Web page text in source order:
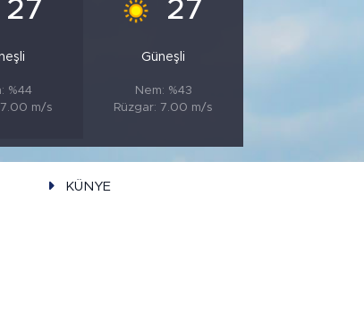
27
%44
m/s
27
Güneşli
Nem: %43
Rüzgar: 7.00 m/s
KÜNYE